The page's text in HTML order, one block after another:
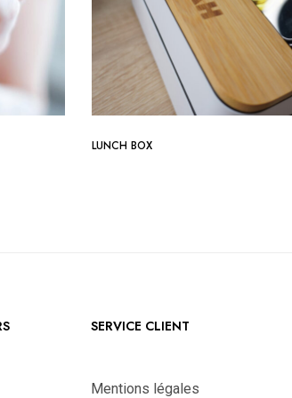
LUNCH BOX
SERVICE CLIENT
Mentions légales